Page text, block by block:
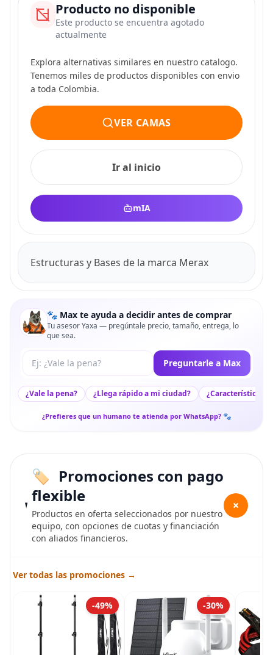
Producto no disponible
Este producto se encuentra agotado
actualmente
Explora alternativas similares en nuestro catalogo.
Tenemos miles de productos disponibles con envio
a toda Colombia.
VER CAMAS
Ir al inicio
mIA
Estructuras y Bases de la marca Merax
🐾 Max te ayuda a decidir antes de comprar
Tu asesor Yaxa — pregúntale precio, tamaño, entrega, lo
que sea.
Tu pregunta a Max Preguntarle a Max
¿Vale la pena? ¿Llega rápido a mi ciudad? ¿Características
¿Prefieres que un humano te atienda por WhatsApp? 🐾
Promociones con pago
flexible
Productos en oferta seleccionados por nuestro
equipo, con opciones de cuotas y financiación
con aliados financieros.
+
Ver todas las promociones →
-49% -30%